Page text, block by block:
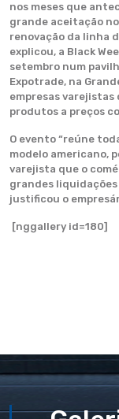
nos meses que
grande aceitação
renovação da linha
explicou, a Black
setembro num
Expotrade, na
empresas varejistas
produtos a preços
O evento “reúne
modelo americano,
varejista que o
grandes
justificou o
[nggallery id=180]